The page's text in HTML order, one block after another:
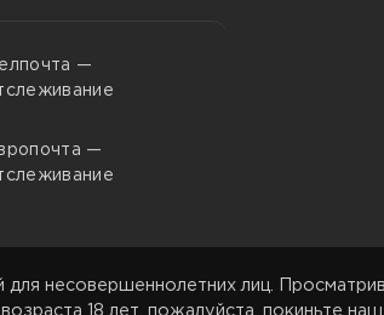
—
—
несовершеннолетних лиц.
18 лет, пожалуйста, покиньте наш